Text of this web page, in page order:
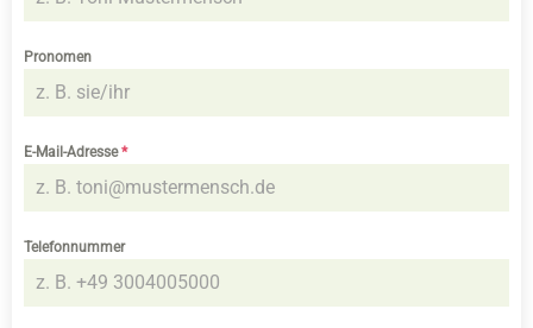
Pronomen
E-Mail-Adresse*
Telefonnummer